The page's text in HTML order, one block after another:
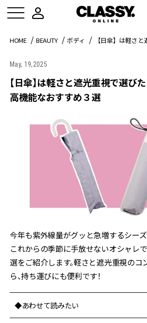
HOME BEAUTY ボディ 【日傘】は軽さ
May, 19,2025
【日傘】は軽さと遮光重視で選び
高機能なおすすめ３選
今年も紫外線量がグッと急増するシーズ
これからの季節に手放せないオシャレで
選をご紹介します。軽さと遮光重視のコ
ら、持ち運びにも便利です！
◆あわせて読みたい